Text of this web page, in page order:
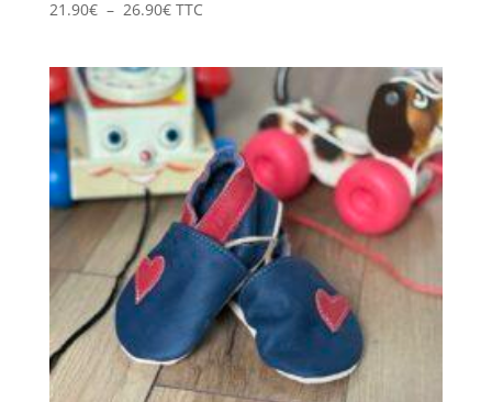
21.90€ – 26.90€Plage
21.90€
à
26.90€
TTC